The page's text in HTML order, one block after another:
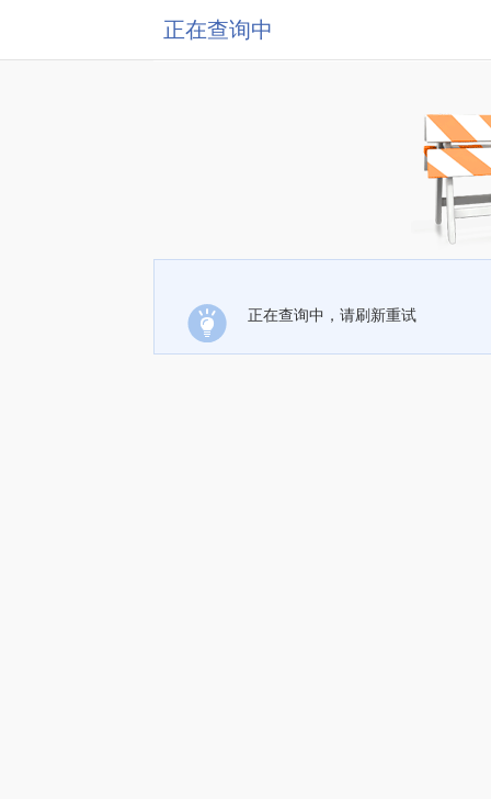
正在查询中
正在查询中，请刷新重试